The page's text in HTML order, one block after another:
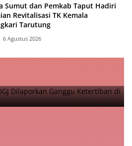
Sumut dan Pemkab Taput Hadiri
Revitalisasi TK Kemala
Tarutung
6 Agustus 2026
Dilaporkan Ganggu Ketertiban